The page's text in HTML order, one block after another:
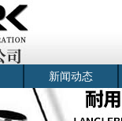
新闻动态